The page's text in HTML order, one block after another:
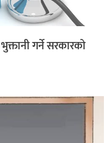
गर्ने सरकारको